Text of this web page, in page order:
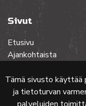
Tämä sivusto käyttää
ja tietoturvan
Sivut
Etusivu
Ajankohtaista
Lehdet
Yhteistyössä
Ota yhteyttä